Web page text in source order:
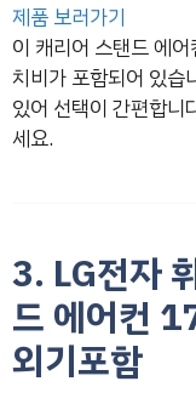
제품 보러가기
이 캐리어 스탠드 에
치비가 포함되어 있습
있어 선택이 간편합니
세요.
3. LG전자
드 에어컨
외기포함